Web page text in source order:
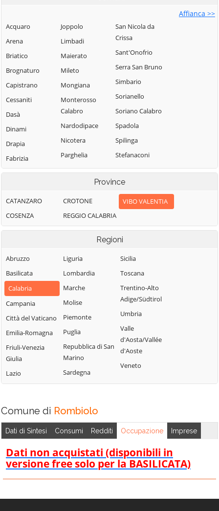
Affianca >>
Acquaro
Arena
Briatico
Brognaturo
Capistrano
Cessaniti
Dasà
Dinami
Drapia
Fabrizia
Filadelfia
Filogaso
Francavilla
Angitola
Gerocarne
Ionadi
Joppolo
Limbadi
Maierato
Mileto
Mongiana
Monterosso
Calabro
Nardodipace
Nicotera
Parghelia
Pizzo
Polia
Ricadi
Rombiolo
San Calogero
San Costantino
Calabro
San Gregorio
San Nicola da
Crissa
Sant'Onofrio
Serra San Bruno
Simbario
Sorianello
Soriano Calabro
Spadola
Spilinga
Stefanaconi
Tropea
Vallelonga
Vazzano
Vibo Valentia
Zaccanopoli
Zambrone
Zungri
Province
CATANZARO
COSENZA
CROTONE
REGGIO CALABRIA
VIBO VALENTIA
Regioni
Abruzzo
Basilicata
Calabria
Campania
Città del Vaticano
Emilia-Romagna
Friuli-Venezia
Giulia
Lazio
Liguria
Lombardia
Marche
Molise
Piemonte
Puglia
Repubblica di San
Marino
Sardegna
Sicilia
Toscana
Trentino-Alto
Adige/Südtirol
Umbria
Valle
d'Aosta/Vallée
d'Aoste
Veneto
Comune di Rombiolo
Dati di Sintesi Consumi Redditi Occupazione Imprese
Dati non acquistati (disponibili in
versione free solo per la BASILICATA)